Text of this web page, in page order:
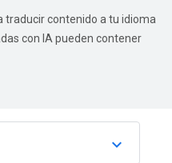
traducir contenido a tu idioma
con IA pueden contener